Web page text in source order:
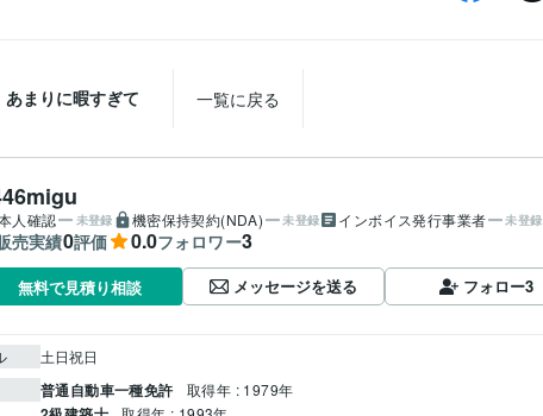
あまりに暇すぎて 一覧に戻る
人確認 未登録 機密保持契約(NDA) 未登録 インボイス発行事業者 未登録
売実績0評価 0.0フォロワー3
無料で見積り相談 メッセージを送る フォロー3
土日祝日
普通自動車一種免許 取得年 : 1979年